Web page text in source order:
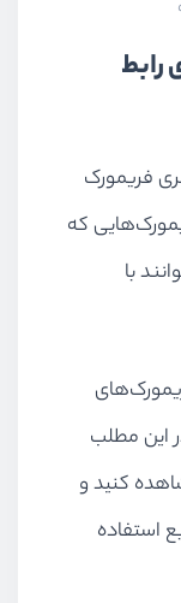
رابط
فریمورک
که
با
این مطلب
مشاهده کنید و
استفاده